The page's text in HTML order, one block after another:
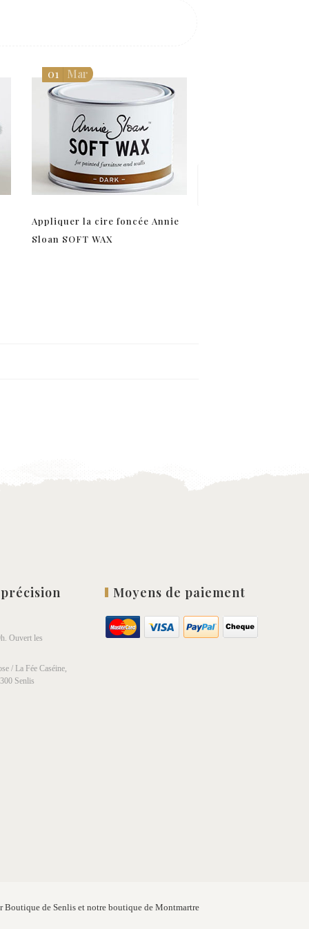
Appliquer la cire foncée Annie
Sloan SOFT WAX
01 Mar
Ouvert les
/ La Fée Caséine,
Senlis
Moyens de paiement
Boutique de Senlis et notre boutique de Montmartre